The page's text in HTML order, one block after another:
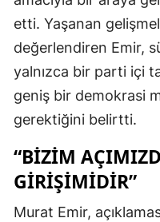
etti. Yaşanan
değerlendiren Emir,
yalnızca bir parti içi
geniş bir demokrasi
gerektiğini belirtti.
“BIZIM
GIRIŞIMIDIR”
Murat Emir,